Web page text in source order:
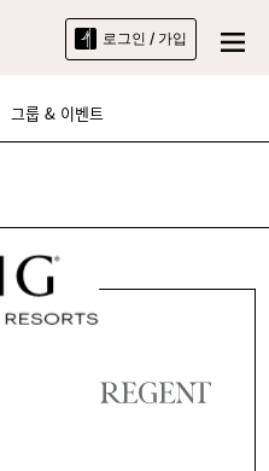
로그인 / 가입
그룹 & 이벤트